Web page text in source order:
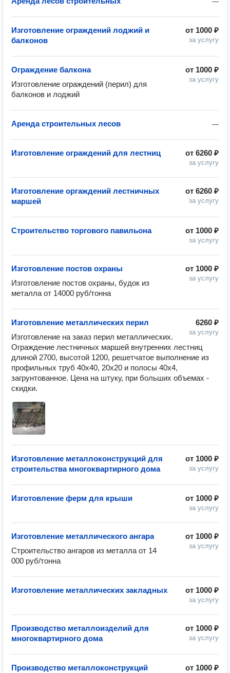
от 1000 ₽
за услугу
Изготовление ограждений лоджий и
балконов
от 1000 ₽
за услугу
Ограждение балкона
Изготовление ограждений (перил) для
балконов и лоджий
—
Аренда строительных лесов
от 6260 ₽
за услугу
Изготовление ограждений для лестниц
от 6260 ₽
за услугу
Изготовление оргаждений лестничных
маршей
от 1000 ₽
за услугу
Строительство торгового павильона
от 1000 ₽
за услугу
Изготовление постов охраны
Изготовление постов охраны, будок из
металла от 14000 руб/тонна
6260 ₽
за услугу
Изготовление металлических перил
Изготовление на заказ перил металлических.
Ограждение лестничных маршей внутренних лестниц
длиной 2700, высотой 1200, решетчатое выполнение из
профильных труб 40х40, 20х20 и полосы 40х4,
загрунтованное. Цена на штуку, при больших объемах -
скидки.
от 1000 ₽
за услугу
Изготовление металлоконструкций для
строительства многоквартирного дома
от 1000 ₽
за услугу
Изготовление ферм для крыши
от 1000 ₽
за услугу
Изготовление металлического ангара
Строительство ангаров из металла от 14
000 руб/тонна
от 1000 ₽
за услугу
Изготовление металлических закладных
от 1000 ₽
за услугу
Производство металлоизделий для
многоквартирного дома
от 1000 ₽
Производство металлоконструкций